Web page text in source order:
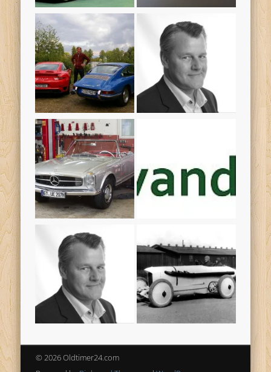
© 2026 Oldtimer24.com